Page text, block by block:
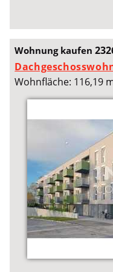
Wohnung kaufen
Wohnfläche: 116,19